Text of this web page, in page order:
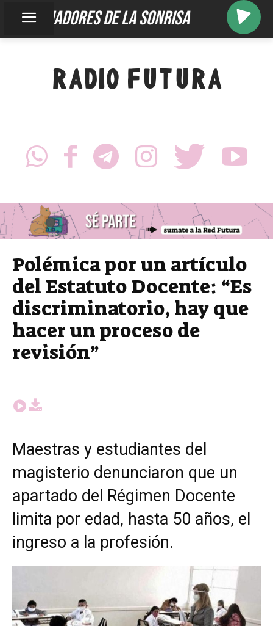
gladiadores de la sonrisa
RADIO FUTURA
Polémica por un artículo
del Estatuto Docente: “Es
discriminatorio, hay que
hacer un proceso de
revisión”
Maestras y estudiantes del
magisterio denunciaron que un
apartado del Régimen Docente
limita por edad, hasta 50 años, el
ingreso a la profesión.